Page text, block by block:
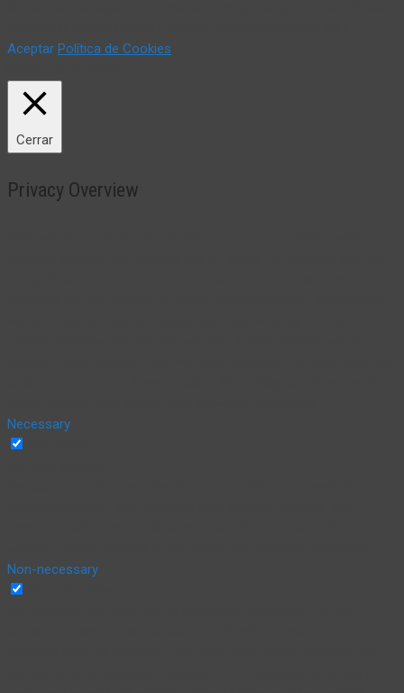
Aceptar Política de Cookies
Cerrar
Privacy Overview
Necessary
Non-necessary